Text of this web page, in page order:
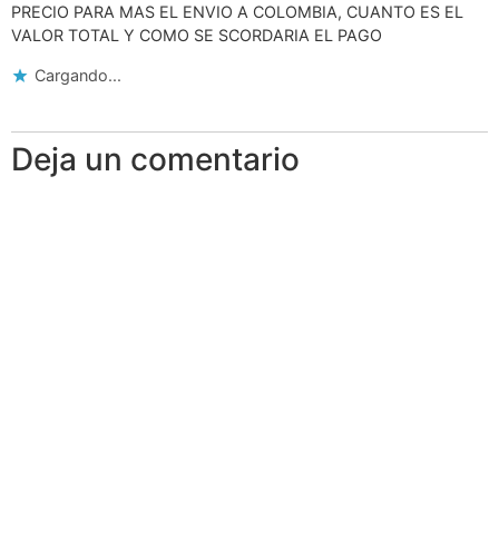
PRECIO PARA MAS EL ENVIO A COLOMBIA, CUANTO ES EL
VALOR TOTAL Y COMO SE SCORDARIA EL PAGO
Cargando...
Deja un comentario